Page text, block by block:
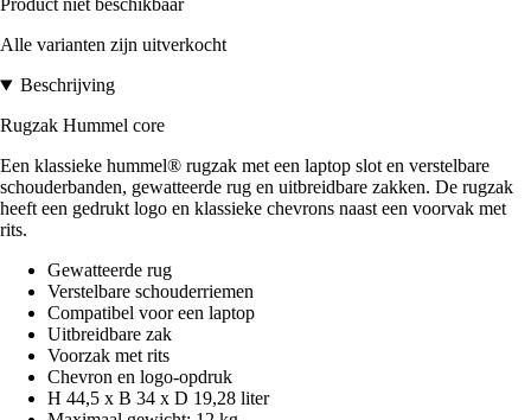
Product niet beschikbaar
Alle varianten zijn uitverkocht
Beschrijving
Rugzak Hummel core
Een klassieke hummel® rugzak met een laptop slot en verstelbare
schouderbanden, gewatteerde rug en uitbreidbare zakken. De rugzak
heeft een gedrukt logo en klassieke chevrons naast een voorvak met
rits.
Gewatteerde rug
Verstelbare schouderriemen
Compatibel voor een laptop
Uitbreidbare zak
Voorzak met rits
Chevron en logo-opdruk
H 44,5 x B 34 x D 19,28 liter